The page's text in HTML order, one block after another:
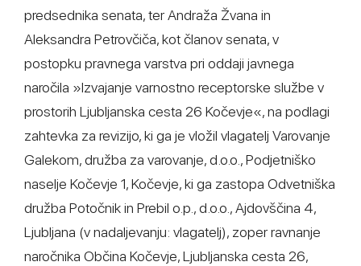
predsednika senata, ter Andraža Žvana in
Aleksandra Petrovčiča, kot članov senata, v
postopku pravnega varstva pri oddaji javnega
naročila »Izvajanje varnostno receptorske službe v
prostorih Ljubljanska cesta 26 Kočevje«, na podlagi
zahtevka za revizijo, ki ga je vložil vlagatelj Varovanje
Galekom, družba za varovanje, d.o.o., Podjetniško
naselje Kočevje 1, Kočevje, ki ga zastopa Odvetniška
družba Potočnik in Prebil o.p., d.o.o., Ajdovščina 4,
Ljubljana (v nadaljevanju: vlagatelj), zoper ravnanje
naročnika Občina Kočevje, Ljubljanska cesta 26,